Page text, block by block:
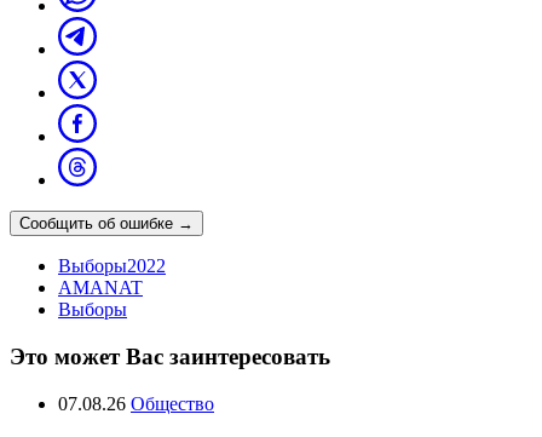
Сообщить об ошибке →
Выборы2022
AMANAT
Выборы
Это может Вас заинтересовать
07.08.26 Общество